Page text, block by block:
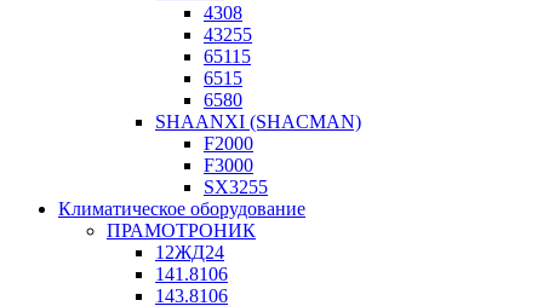
4308
43255
65115
6515
6580
SHAANXI (SHACMAN)
F2000
F3000
SX3255
Климатическое оборудование
ПРАМОТРОНИК
12ЖД24
141.8106
143.8106